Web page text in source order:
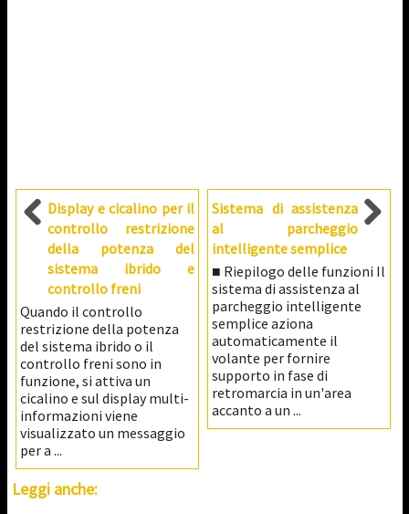
Display e cicalino per il
controllo restrizione
della potenza del
sistema ibrido e
controllo freni
Quando il controllo
restrizione della potenza
del sistema ibrido o il
controllo freni sono in
funzione, si attiva un
cicalino e sul display multi-
informazioni viene
visualizzato un messaggio
per a ...
Sistema di assistenza
al parcheggio
intelligente semplice
■ Riepilogo delle funzioni Il
sistema di assistenza al
parcheggio intelligente
semplice aziona
automaticamente il
volante per fornire
supporto in fase di
retromarcia in un'area
accanto a un ...
Leggi anche: